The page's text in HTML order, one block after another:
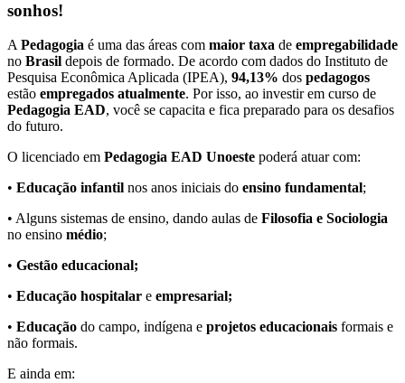
sonhos!
APedagogia é uma das áreas com maior taxa de empregabilidade
no Brasil depois de formado. De acordo com dados do Instituto de
Pesquisa Econômica Aplicada (IPEA), 94,13% dos pedagogos
estão empregados atualmente. Por isso, ao investir em curso de
Pedagogia EAD, você se capacita e fica preparado para os desafios
do futuro.
O licenciado em Pedagogia EAD Unoeste poderá atuar com:
• Educação infantil nos anos iniciais do ensino fundamental;
• Alguns sistemas de ensino, dando aulas de Filosofia e Sociologia
no ensino médio;
• Gestão educacional;
• Educação hospitalar e empresarial;
• Educação do campo, indígena e projetos educacionais formais e
não formais.
E ainda em: